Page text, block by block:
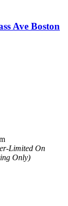
Ave Boston
Limited On
Only)